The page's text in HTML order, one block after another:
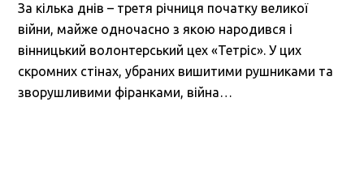
За кілька днів – третя річниця початку великої
війни, майже одночасно з якою народився і
вінницький волонтерський цех «Тетріс». У цих
скромних стінах, убраних вишитими рушниками та
зворушливими фіранками, війна…